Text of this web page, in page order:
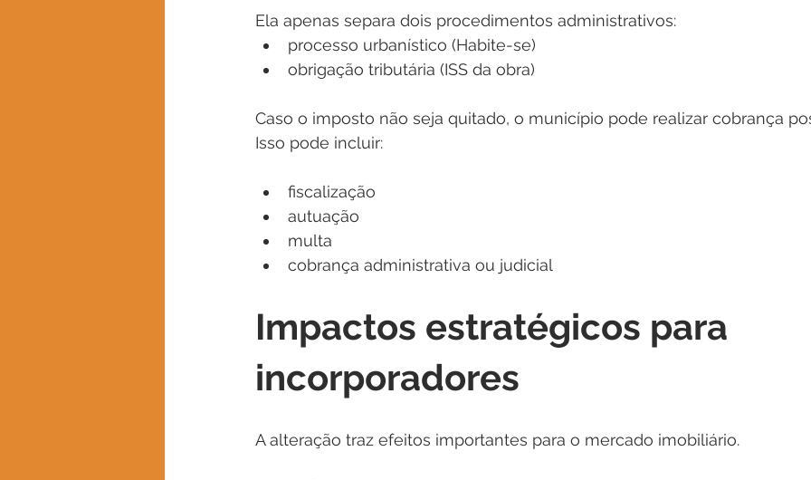
Ela apenas separa dois procedimentos administrativos:
processo urbanístico (Habite-se)
obrigação tributária (ISS da obra)
Caso o imposto não seja quitado, o município pode realizar cobrança
Isso pode incluir:
fiscalização
autuação
multa
cobrança administrativa ou judicial
Impactos estratégicos para
incorporadores
A alteração traz efeitos importantes para o mercado imobiliário.